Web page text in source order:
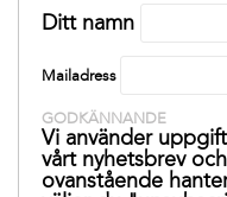
Ditt namn
Mailadress
GODKÄNNANDE
Vi använder
vårt nyhetsbrev
ovanstående